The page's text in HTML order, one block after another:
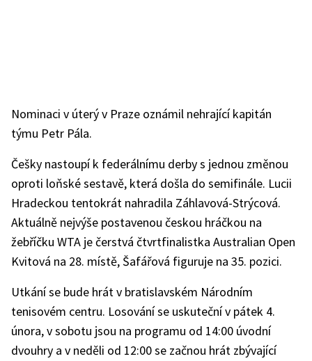
Nominaci v úterý v Praze oznámil nehrající kapitán
týmu Petr Pála.
Češky nastoupí k federálnímu derby s jednou změnou
oproti loňské sestavě, která došla do semifinále. Lucii
Hradeckou tentokrát nahradila Záhlavová-Strýcová.
Aktuálně nejvýše postavenou českou hráčkou na
žebříčku WTA je čerstvá čtvrtfinalistka Australian Open
Kvitová na 28. místě, Šafářová figuruje na 35. pozici.
Utkání se bude hrát v bratislavském Národním
tenisovém centru. Losování se uskuteční v pátek 4.
února, v sobotu jsou na programu od 14:00 úvodní
dvouhry a v neděli od 12:00 se začnou hrát zbývající